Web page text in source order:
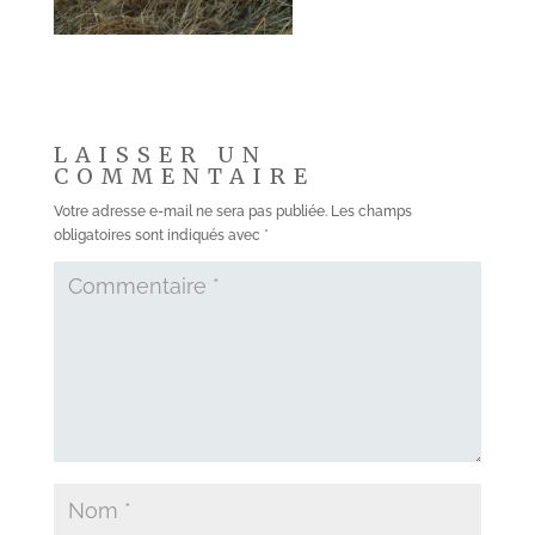
LAISSER UN
COMMENTAIRE
Votre adresse e-mail ne sera pas publiée. Les champs
obligatoires sont indiqués avec *